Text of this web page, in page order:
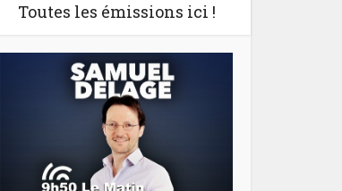
Toutes les émissions ici !